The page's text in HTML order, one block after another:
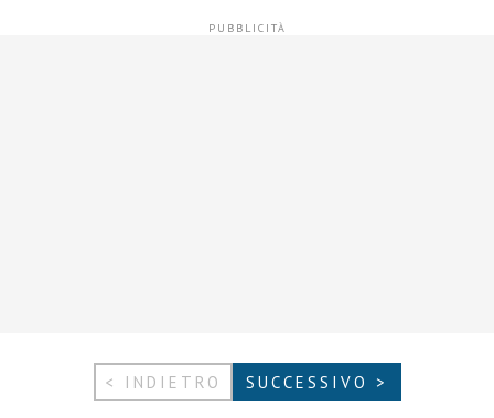
< INDIETRO SUCCESSIVO >